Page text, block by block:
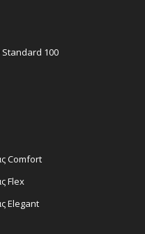
100
Comfort
Flex
Elegant